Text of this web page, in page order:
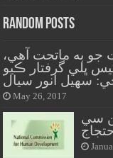
Random Posts
به ماتحت آهي،
ڀلي گرفتار ڪيو
سهيل انور سيال
May 26, 2017
سي